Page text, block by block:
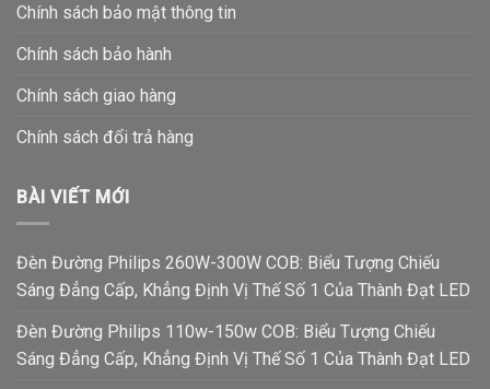
Chính sách bảo mật thông tin
Chính sách bảo hành
Chính sách giao hàng
Chính sách đổi trả hàng
BÀI VIẾT MỚI
Đèn Đường Philips 260W-300W COB: Biểu Tượng Chiếu
Sáng Đẳng Cấp, Khẳng Định Vị Thế Số 1 Của Thành Đạt LED
Đèn Đường Philips 110w-150w COB: Biểu Tượng Chiếu
Sáng Đẳng Cấp, Khẳng Định Vị Thế Số 1 Của Thành Đạt LED